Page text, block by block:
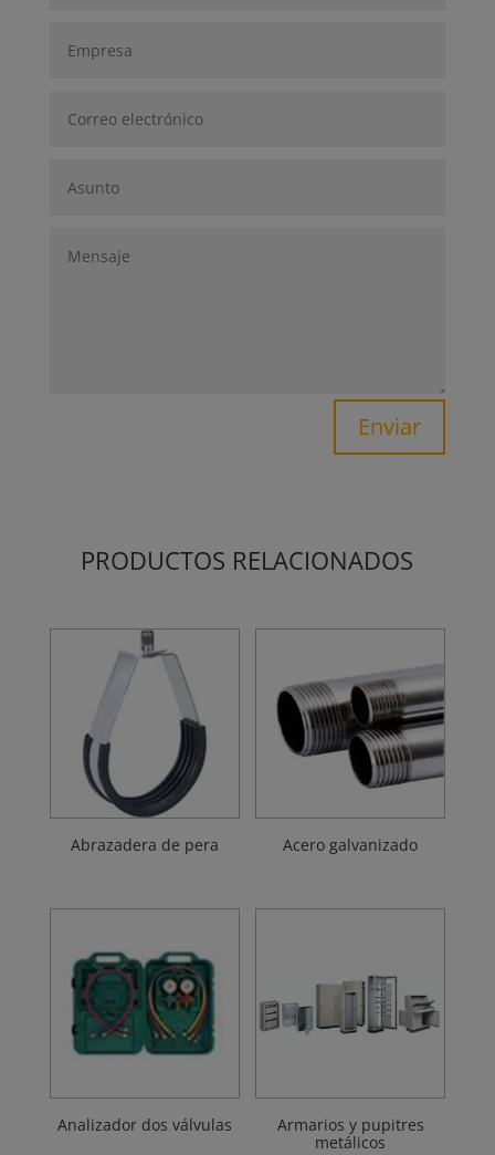
Enviar
PRODUCTOS RELACIONADOS
Abrazadera de pera Acero galvanizado
Analizador dos válvulas
Armarios y pupitres
metálicos